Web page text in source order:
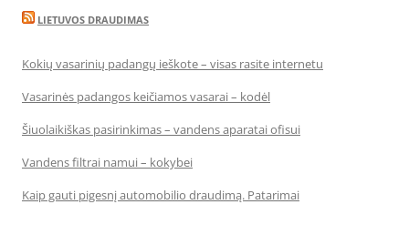
LIETUVOS DRAUDIMAS
Kokių vasarinių padangų ieškote – visas rasite internetu
Vasarinės padangos keičiamos vasarai – kodėl
Šiuolaikiškas pasirinkimas – vandens aparatai ofisui
Vandens filtrai namui – kokybei
Kaip gauti pigesnį automobilio draudimą. Patarimai